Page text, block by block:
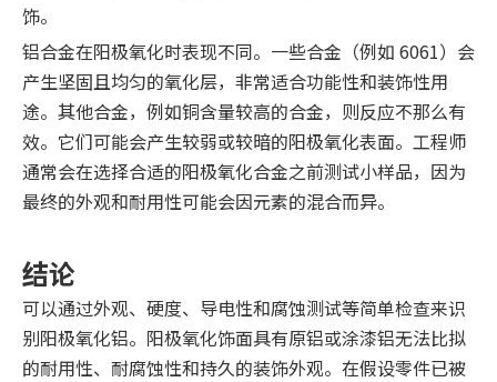
饰。
铝合金在阳极氧化时表现不同。一些合金（例如 6061）会
产生坚固且均匀的氧化层，非常适合功能性和装饰性用
途。其他合金，例如铜含量较高的合金，则反应不那么有
效。它们可能会产生较弱或较暗的阳极氧化表面。工程师
通常会在选择合适的阳极氧化合金之前测试小样品，因为
最终的外观和耐用性可能会因元素的混合而异。
结论
可以通过外观、硬度、导电性和腐蚀测试等简单检查来识
别阳极氧化铝。阳极氧化饰面具有原铝或涂漆铝无法比拟
的耐用性、耐腐蚀性和持久的装饰外观。在假设零件已被